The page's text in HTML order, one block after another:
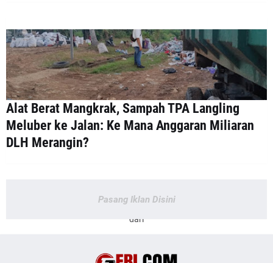
Alat Berat Mangkrak, Sampah TPA Langling
Meluber ke Jalan: Ke Mana Anggaran Miliaran
DLH Merangin?
Pasang Iklan Disini
dari